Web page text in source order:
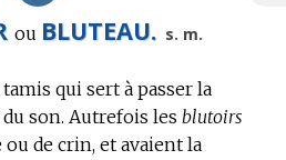
ou BLUTEAU. s. m.
tamis qui sert à passer la
son. Autrefois les blutoirs
de crin, et avaient la